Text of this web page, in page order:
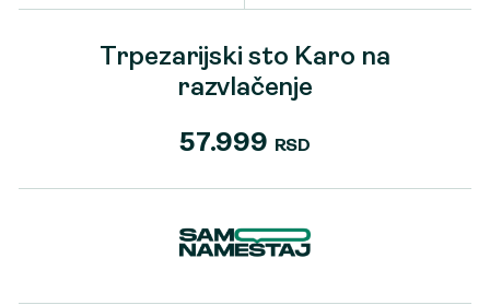
Trpezarijski sto Karo na
razvlačenje
57.999 RSD